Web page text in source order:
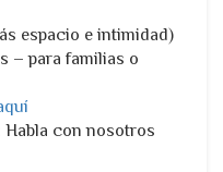
espacio e intimidad)
– para familias o
Habla con nosotros